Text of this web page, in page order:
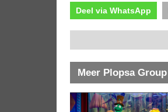
Deel via WhatsApp
Meer Plopsa Group